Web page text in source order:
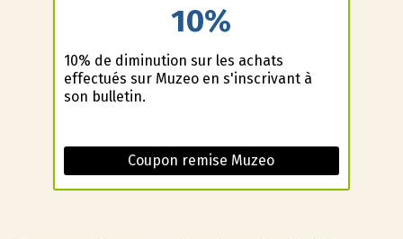
10%
10% de diminution sur les achats
effectués sur Muzeo en s'inscrivant à
son bulletin.
Coupon remise Muzeo